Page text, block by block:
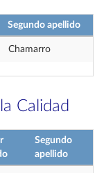
Segundo apellido
Chamarro
Calidad
Segundo
apellido